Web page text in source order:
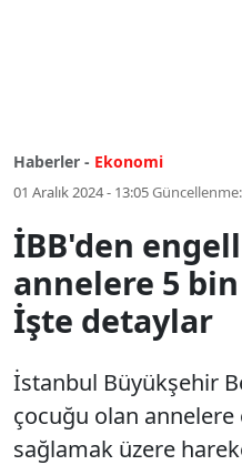
Haberler - Ekonomi
01 Aralık 2024 - 13:05Güncellenme:
İBB'den
annelere 5
İşte detaylar
İstanbul Büyükşehir
çocuğu olan
sağlamak üzere